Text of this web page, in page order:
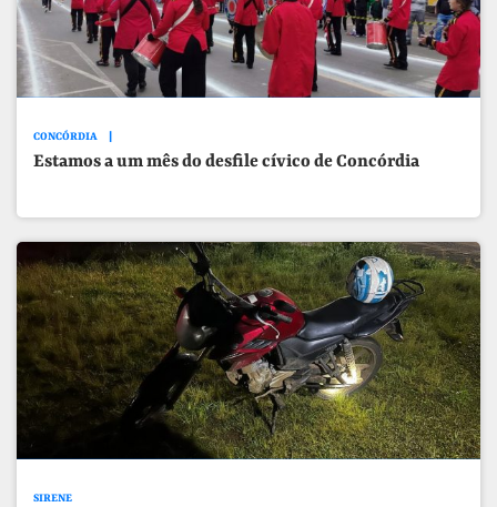
CONCÓRDIA
Estamos a um mês do desfile cívico de Concórdia
SIRENE